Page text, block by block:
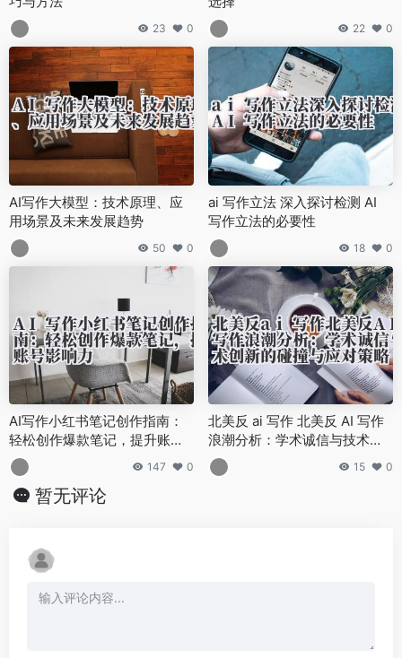
23 0 22 0
AI写作大模型：技术原理、应
用场景及未来发展趋势
50 0
ai 写作立法 深入探讨检测 AI
写作立法的必要性
18 0
AI写作小红书笔记创作指南：
轻松创作爆款笔记，提升账号
影响力
147 0
北美反 ai 写作 北美反 AI 写作
浪潮分析：学术诚信与技术创
新的碰撞与应对策略
15 0
暂无评论